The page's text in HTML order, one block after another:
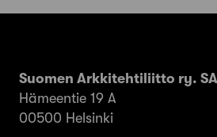
Suomen Arkkitehtiliitto ry.
Hämeentie 19 A
00500 Helsinki